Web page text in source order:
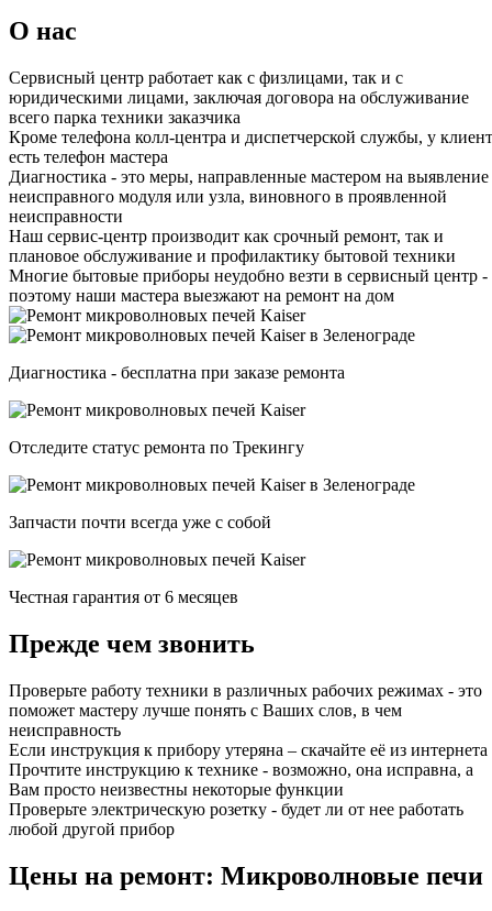
О нас
Сервисный центр работает как с физлицами, так и с
юридическими лицами, заключая договора на обслуживание
всего парка техники заказчика
Кроме телефона колл-центра и диспетчерской службы, у
есть телефон мастера
Диагностика - это меры, направленные мастером на выявление
неисправного модуля или узла, виновного в проявленной
неисправности
Наш сервис-центр производит как срочный ремонт, так и
плановое обслуживание и профилактику бытовой техники
Многие бытовые приборы неудобно везти в сервисный центр -
поэтому наши мастера выезжают на ремонт на дом
Диагностика - бесплатна при заказе ремонта
Отследите статус ремонта по Трекингу
Запчасти почти всегда уже с собой
Честная гарантия от 6 месяцев
Прежде чем звонить
Проверьте работу техники в различных рабочих режимах - это
поможет мастеру лучше понять с Ваших слов, в чем
неисправность
Если инструкция к прибору утеряна – скачайте её из интернета
Прочтите инструкцию к технике - возможно, она исправна, а
Вам просто неизвестны некоторые функции
Проверьте электрическую розетку - будет ли от нее работать
любой другой прибор
Цены на ремонт: Микроволновые печи